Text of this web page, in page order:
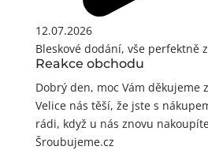
12.07.2026
Bleskové dodání, vše perfektně
Reakce obchodu
Dobrý den, moc Vám děkujeme
Velice nás těší, že jste s
rádi, když u nás znovu
Šroubujeme.cz